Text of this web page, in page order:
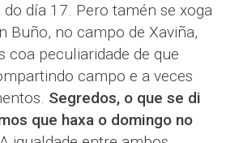
día 17. Pero tamén se xoga
Buño, no campo de Xaviña,
coa peculiaridade de que
campo e a veces
Segredos, o que se di
que haxa o domingo no